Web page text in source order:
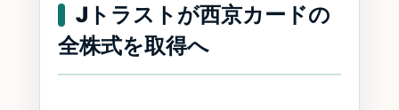
Jトラストが西京カードの
全株式を取得へ